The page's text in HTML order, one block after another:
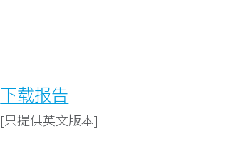
下载报告
[只提供英文版本]